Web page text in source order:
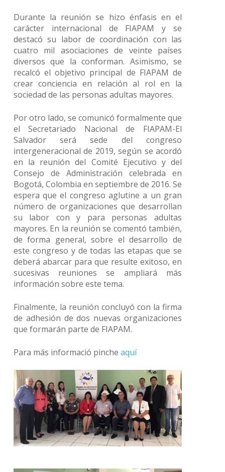
Durante la reunión se hizo énfasis en el
carácter internacional de FIAPAM y se
destacó su labor de coordinación con las
cuatro mil asociaciones de veinte países
diversos que la conforman. Asimismo, se
recalcó el objetivo principal de FIAPAM de
crear conciencia en relación al rol en la
sociedad de las personas adultas mayores.
Por otro lado, se comunicó formalmente que
el Secretariado Nacional de FIAPAM-El
Salvador será sede del congreso
intergeneracional de 2019, según se acordó
en la reunión del Comité Ejecutivo y del
Consejo de Administración celebrada en
Bogotá, Colombia en septiembre de 2016. Se
espera que el congreso aglutine a un gran
número de organizaciones que desarrollan
su labor con y para personas adultas
mayores. En la reunión se comentó también,
de forma general, sobre el desarrollo de
este congreso y de todas las etapas que se
deberá abarcar para que resulte exitoso, en
sucesivas reuniones se ampliará más
información sobre este tema.
Finalmente, la reunión concluyó con la firma
de adhesión de dos nuevas organizaciones
que formarán parte de FIAPAM.
Para más informació pinche aquí